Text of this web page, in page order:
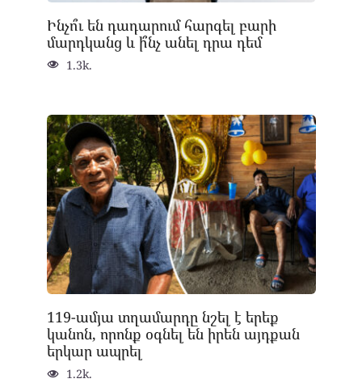
Ինչո՞ւ են դադարում հարգել բարի
մարդկանց և ի՞նչ անել դրա դեմ
1.3k.
119-ամյա տղամարդը նշել է երեք
կանոն, որոնք օգնել են իրեն այդքան
երկար ապրել
1.2k.